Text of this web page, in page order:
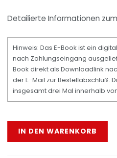
Detailierte Informationen
Hinweis: Das E-Book ist ein
nach Zahlungseingang
Book direkt als Downloadlink
der E-Mail zur Bestellabschluß.
insgesamt drei Mal innerhalb
IN DEN WARENKORB